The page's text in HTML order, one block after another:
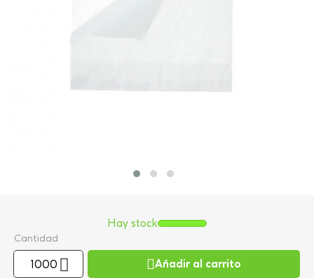
Cantidad
Añadir al carrito
Hay stock